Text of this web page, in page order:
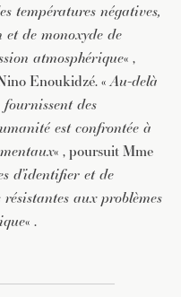
températures négatives,
de monoxyde de
atmosphérique« ,
Enoukidzé. «Au-delà
des
est confrontée à
« , poursuit Mme
d’identifier et de
aux problèmes
« .